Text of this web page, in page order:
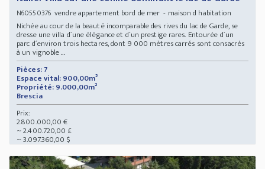
N60550376vendre appartement bord de mer - maison d habitation
Nichée au cour de la beauté incomparable des rives du lac de Garde, se
dresse une villa d´une élégance et d´un prestige rares. Entourée d´un
parc d´environ trois hectares, dont 9 000 mètres carrés sont consacrés
à un vignoble ...
Pièces: 7
Espace vital: 900,00m²
Propriété: 9.000,00m²
Brescia
Prix:
2.800.000,00 €
~ 2.400.720,00 £
~ 3.097.360,00 $